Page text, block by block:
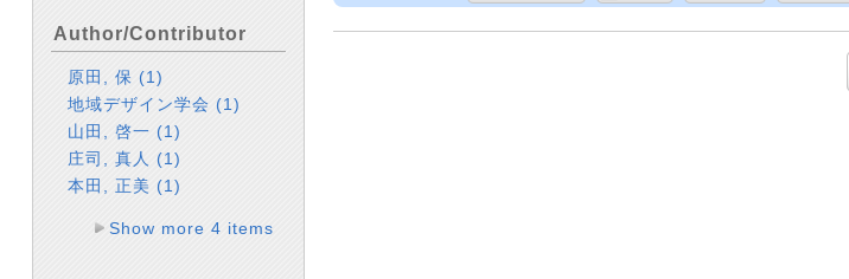
Author/Contributor
原田, 保(1)
地域デザイン学会(1)
山田, 啓一 (1)
庄司, 真人(1)
本田, 正美 (1)
Show more 4 items